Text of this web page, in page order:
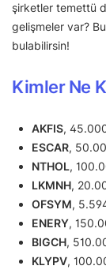
şirketler temettü
gelişmeler var?
bulabilirsin!
Kimler Ne
AKFIS,
ESCAR,
NTHOL,
LKMNH,
OFSYM,
ENERY,
BIGCH,
KLYPV,